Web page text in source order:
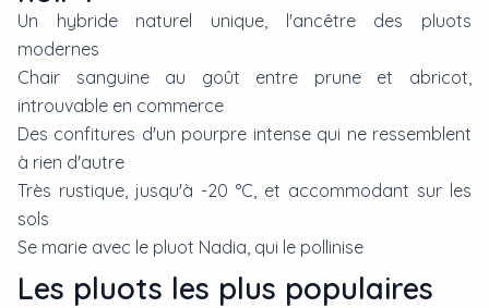
Un hybride naturel unique, l'ancêtre des pluots
modernes
Chair sanguine au goût entre prune et abricot,
introuvable en commerce
Des confitures d'un pourpre intense qui ne ressemblent
à rien d'autre
Très rustique, jusqu'à -20 °C, et accommodant sur les
sols
Se marie avec le pluot Nadia, qui le pollinise
Les pluots les plus populaires